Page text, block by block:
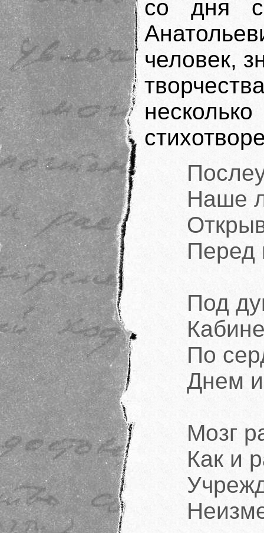
со дня
человек,
Наше
Перед
Под
По
Днем
Мозг
Как и